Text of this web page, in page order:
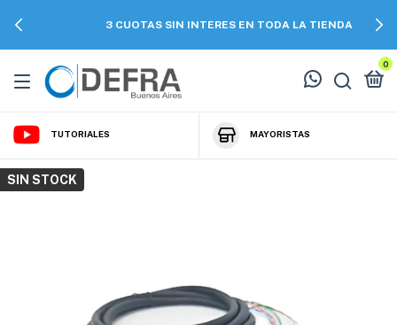
3 CUOTAS SIN INTERES EN TODA LA TIENDA
0
TUTORIALES MAYORISTAS
SIN STOCK